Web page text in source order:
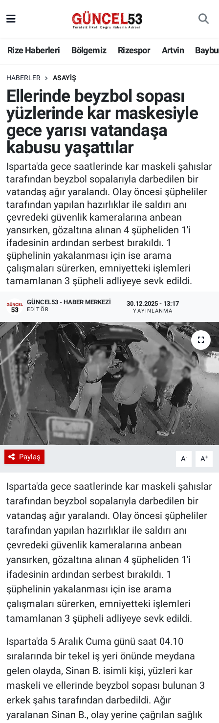
Rize Haberleri Bölgemiz Rizespor Artvin
HABERLER ASAYIŞ
Ellerinde beyzbol sopası
yüzlerinde kar maskesiyle
gece yarısı vatandaşa
kabusu yaşattılar
Isparta'da gece saatlerinde kar maskeli şahıslar
tarafından beyzbol sopalarıyla darbedilen bir
vatandaş ağır yaralandı. Olay öncesi şüpheliler
tarafından yapılan hazırlıklar ile saldırı anı
çevredeki güvenlik kameralarına anbean
yansırken, gözaltına alınan 4 şüpheliden 1'i
ifadesinin ardından serbest bırakıldı. 1
şüphelinin yakalanması için ise arama
çalışmaları sürerken, emniyetteki işlemleri
tamamlanan 3 şüpheli adliyeye sevk edildi.
GÜNCEL53 - HABER MERKEZI
EDITÖR
30.12.2025 - 13:17
YAYINLANMA
Paylaş A- A+
Isparta'da gece saatlerinde kar maskeli şahıslar
tarafından beyzbol sopalarıyla darbedilen bir
vatandaş ağır yaralandı. Olay öncesi şüpheliler
tarafından yapılan hazırlıklar ile saldırı anı
çevredeki güvenlik kameralarına anbean
yansırken, gözaltına alınan 4 şüpheliden 1'i
ifadesinin ardından serbest bırakıldı. 1
şüphelinin yakalanması için ise arama
çalışmaları sürerken, emniyetteki işlemleri
tamamlanan 3 şüpheli adliyeye sevk edildi.
Isparta'da 5 Aralık Cuma günü saat 04.10
sıralarında bir tekel iş yeri önünde meydana
gelen olayda, Sinan B. isimli kişi, yüzleri kar
maskeli ve ellerinde beyzbol sopası bulunan 3
erkek şahıs tarafından darbedildi. Ağır
yaralanan Sinan B., olay yerine çağrılan sağlık